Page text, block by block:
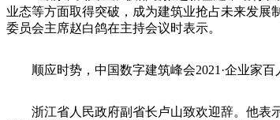
业态等方面取得突破，成为建筑业抢占未来发展
委员会主席赵白鸽在主持会议时表示。
顺应时势，中国数字建筑峰会2021·企业家百
浙江省人民政府副省长卢山致欢迎辞。他表示